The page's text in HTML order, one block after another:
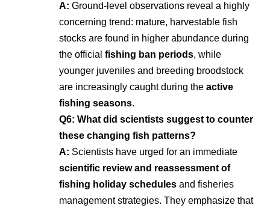
A: Ground-level observations reveal a highly
concerning trend: mature, harvestable fish
stocks are found in higher abundance during
the official fishing ban periods, while
younger juveniles and breeding broodstock
are increasingly caught during the active
fishing seasons.
Q6: What did scientists suggest to counter
these changing fish patterns?
A: Scientists have urged for an immediate
scientific review and reassessment of
fishing holiday schedules and fisheries
management strategies. They emphasize that